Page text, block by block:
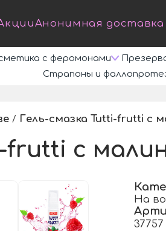
Анонимная
с феромонами
Страпоны и
/ Гель-смазка Tutti-frutti с
frutti с
На
37757